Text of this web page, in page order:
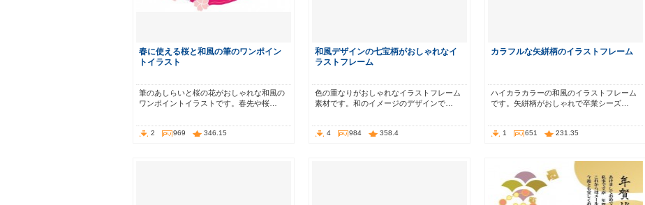
春に使える桜と和風の筆のワンポイン
トイラスト
筆のあしらいと桜の花がおしゃれな和風の
ワンポイントイラストです。春先や桜…
2 969 346.15
和風デザインの七宝柄がおしゃれなイ
ラストフレーム
色の重なりがおしゃれなイラストフレーム
素材です。和のイメージのデザインで…
4 984 358.4
カラフルな矢絣柄のイラストフレーム
ハイカラカラーの和風のイラストフレーム
です。矢絣柄がおしゃれで卒業シーズ…
1 651 231.35